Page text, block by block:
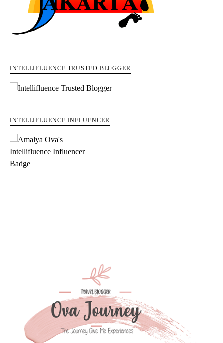
INTELLIFLUENCE TRUSTED BLOGGER
INTELLIFLUENCE INFLUENCER